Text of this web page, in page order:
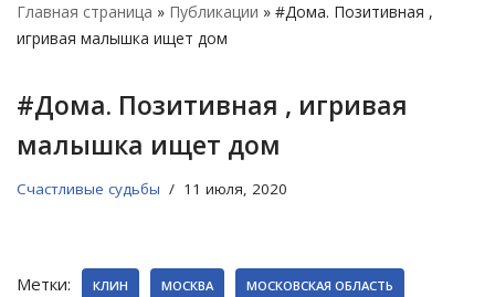
Главная страница » Публикации » #Дома. Позитивная ,
игривая малышка ищет дом
#Дома. Позитивная , игривая
малышка ищет дом
Счастливые судьбы 11 июля, 2020
Метки: КЛИН МОСКВА МОСКОВСКАЯ ОБЛАСТЬ